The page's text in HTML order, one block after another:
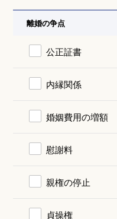
離婚の争点
公正証書
内縁関係
婚姻費用の増額
慰謝料
親権の停止
貞操権